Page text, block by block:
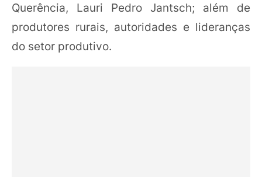
Querência, Lauri Pedro Jantsch; além de
produtores rurais, autoridades e lideranças
do setor produtivo.